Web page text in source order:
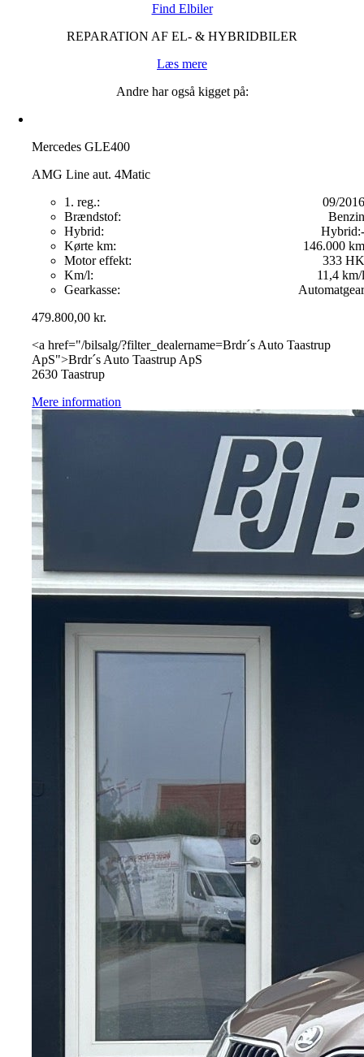
Find Elbiler
REPARATION AF EL- & HYBRIDBILER
Læs mere
Andre har også kigget på:
Mercedes GLE400
AMG Line aut. 4Matic
1. reg.:
09/2016
Brændstof:
Benzin
Hybrid:
Hybrid:-
Kørte km:
146.000 km
Motor effekt:
333 HK
Km/l:
11,4 km/l
Gearkasse:
Automatgear
479.800,00kr.
<a href="/bilsalg/?filter_dealername=Brdr´s Auto Taastrup
ApS">Brdr´s Auto Taastrup ApS
2630 Taastrup
Mere information